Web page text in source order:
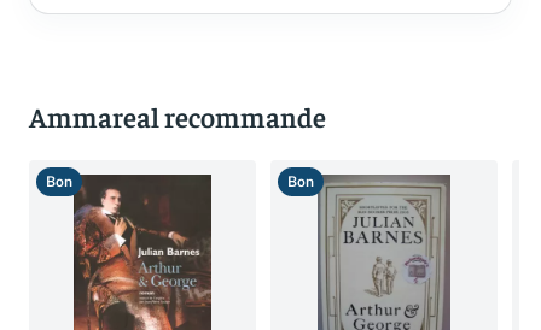
Ammareal recommande
Bon Bon